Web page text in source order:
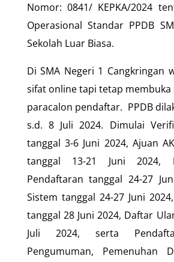
Nomor: 0841/ KEPKA/2024
Operasional Standar PPDB
Sekolah Luar Biasa.
Di SMA Negeri 1 Cangkringan
sifat online tapi tetap membuka
paracalon pendaftar. PPDB
s.d. 8 Juli 2024. Dimulai
tanggal 3-6 Juni 2024, Ajuan
tanggal 13-21 Juni 2024,
Pendaftaran tanggal 24-27
Sistem tanggal 24-27 Juni
tanggal 28 Juni 2024, Daftar
Juli 2024, serta
Pengumuman, Pemenuhan